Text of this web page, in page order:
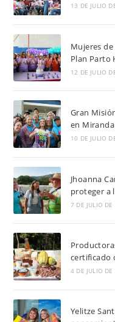
13 DE JULIO
Mujeres
Plan Parto
12 DE JULIO
Gran
en Miranda
10 DE JULIO
Jhoanna
proteger a
7 DE JULIO
certificado
4 DE JULIO
Yelitze